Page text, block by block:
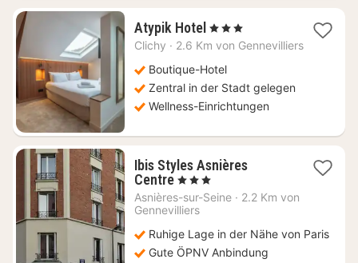
Atypik Hotel 1
Nacht
85
€
, 3 Sterne
Clichy · 2.6 Km von Gennevilliers
Boutique-Hotel
Zentral in der Stadt gelegen
Wellness-Einrichtungen
Ibis Styles Asnières
Centre2
Nächte
ab
€
, 3 Sterne
Asnières-sur-Seine · 2.2 Km von
Gennevilliers
Ruhige Lage in der Nähe von Paris
Gute ÖPNV Anbindung